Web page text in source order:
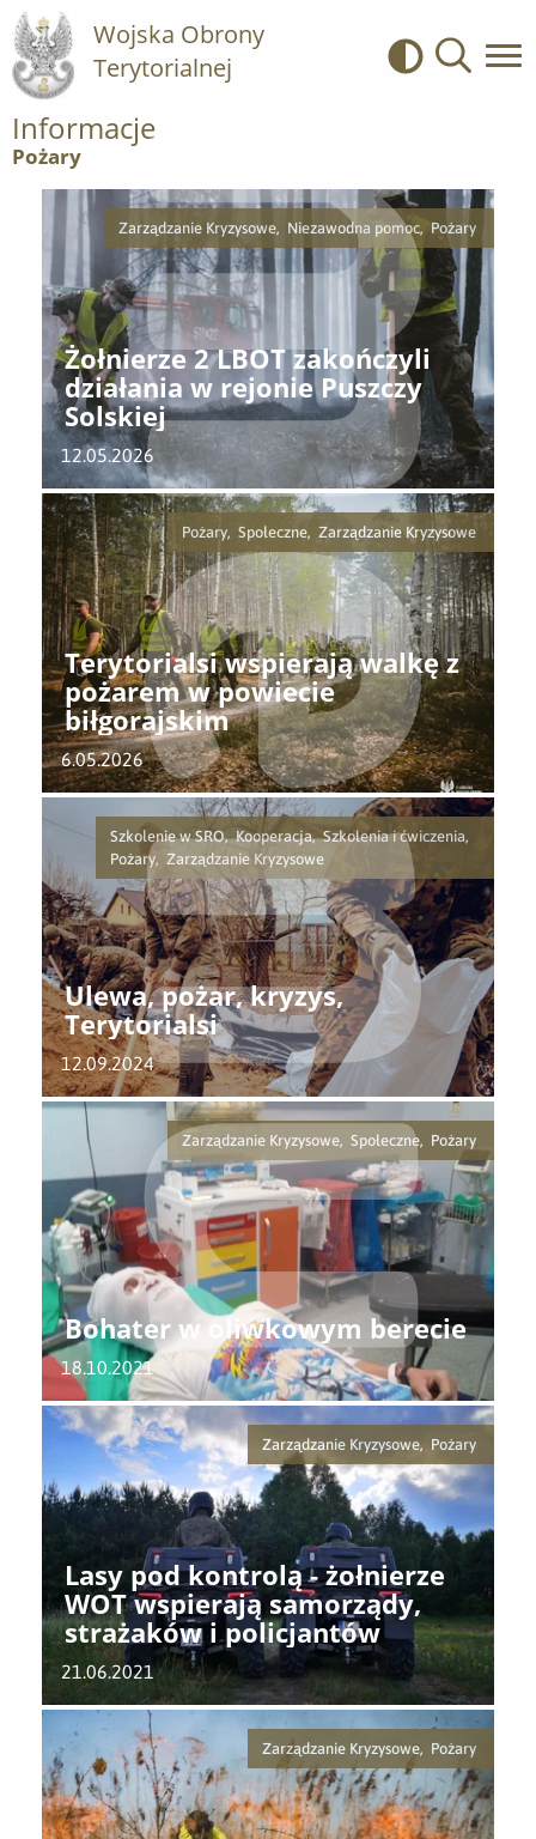
Wojska Obrony
Terytorialnej
Kontrast
Informacje
Pożary
Zarządzanie Kryzysowe, Niezawodna pomoc, Pożary
Żołnierze 2 LBOT zakończyli
działania w rejonie Puszczy
Solskiej
12.05.2026
Pożary, Społeczne, Zarządzanie Kryzysowe
Terytorialsi wspierają walkę z
pożarem w powiecie
biłgorajskim
6.05.2026
Szkolenie w SRO, Kooperacja, Szkolenia i ćwiczenia,
Pożary, Zarządzanie Kryzysowe
Ulewa, pożar, kryzys,
Terytorialsi
12.09.2024
Zarządzanie Kryzysowe, Społeczne, Pożary
Bohater w oliwkowym berecie
18.10.2021
Zarządzanie Kryzysowe, Pożary
Lasy pod kontrolą - żołnierze
WOT wspierają samorządy,
strażaków i policjantów
21.06.2021
Zarządzanie Kryzysowe, Pożary